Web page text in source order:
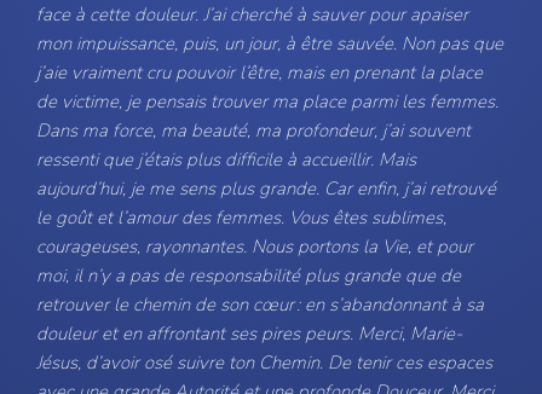
face à cette douleur. J’ai cherché à sauver pour apaiser
mon impuissance, puis, un jour, à être sauvée. Non pas que
j’aie vraiment cru pouvoir l’être, mais en prenant la place
de victime, je pensais trouver ma place parmi les femmes.
Dans ma force, ma beauté, ma profondeur, j’ai souvent
ressenti que j’étais plus difficile à accueillir. Mais
aujourd’hui, je me sens plus grande. Car enfin, j’ai retrouvé
le goût et l’amour des femmes. Vous êtes sublimes,
courageuses, rayonnantes. Nous portons la Vie, et pour
moi, il n’y a pas de responsabilité plus grande que de
retrouver le chemin de son cœur : en s’abandonnant à sa
douleur et en affrontant ses pires peurs. Merci, Marie-
Jésus, d’avoir osé suivre ton Chemin. De tenir ces espaces